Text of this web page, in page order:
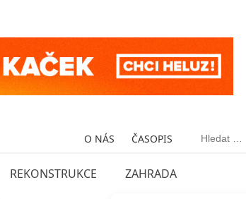
O NÁS ČASOPIS Vyhledávání
REKONSTRUKCE ZAHRADA